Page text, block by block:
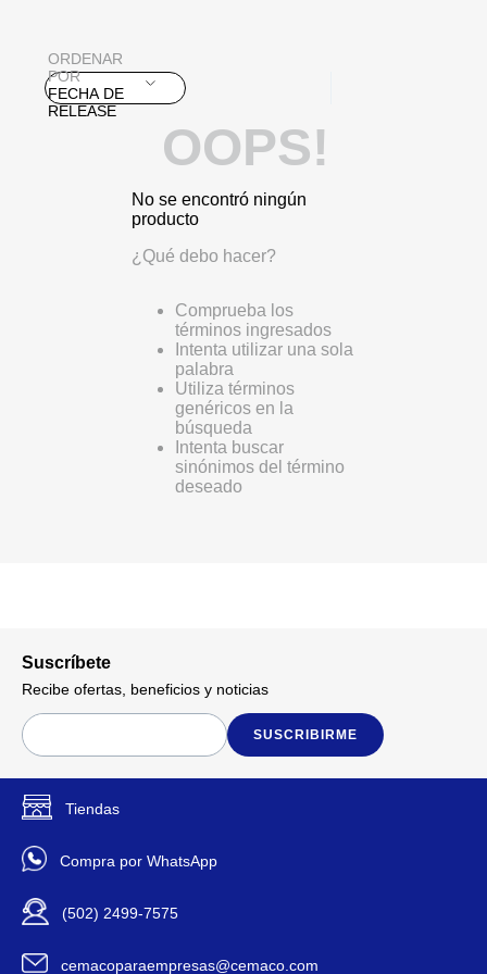
ORDENAR
POR
FECHA DE
RELEASE
OOPS!
No se encontró ningún
producto
¿Qué debo hacer?
Comprueba los
términos ingresados
Intenta utilizar una sola
palabra
Utiliza términos
genéricos en la
búsqueda
Intenta buscar
sinónimos del término
deseado
Suscríbete
Recibe ofertas, beneficios y noticias
SUSCRIBIRME
Tiendas
Compra por WhatsApp
(502) 2499-7575
cemacoparaempresas@cemaco.com